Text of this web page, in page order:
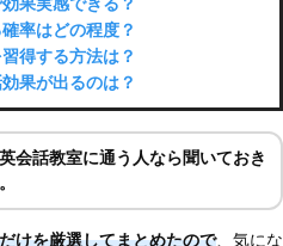
率はどの程度？
得する方法は？
果が出るのは？
会話教室に通う人なら聞いておき
けを厳選してまとめたので、気にな